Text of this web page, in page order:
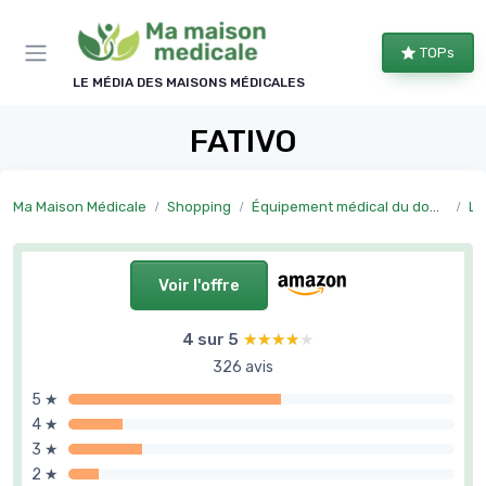
LE MÉDIA DES MAISONS MÉDICALES
TOPs
FATIVO
Ma Maison Médicale Shopping Équipement médical du domicile
Voir l'offre
4 sur 5 ★★★★★
★★★★★
326 avis
5 ★
4 ★
3 ★
2 ★